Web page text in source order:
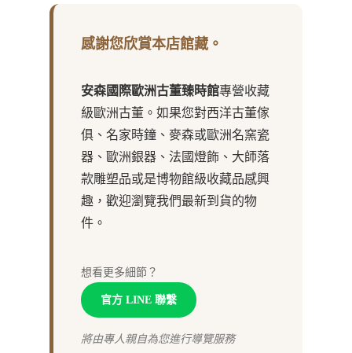
感謝您欣賞本店館藏。
安森國際歐洲古董臻時館專營收藏
級歐洲古董。如果您對西洋古董傢
俱、名家時鐘、麥森或歐洲名窯瓷
器、歐洲銀器、法國燈飾、大師落
款雕塑品或是博物館級收藏品感興
趣，歡迎瀏覽我們最新到貨的物
件。
想看更多細節？
官方 LINE 聯繫
將由專人親自為您進行導覽服務